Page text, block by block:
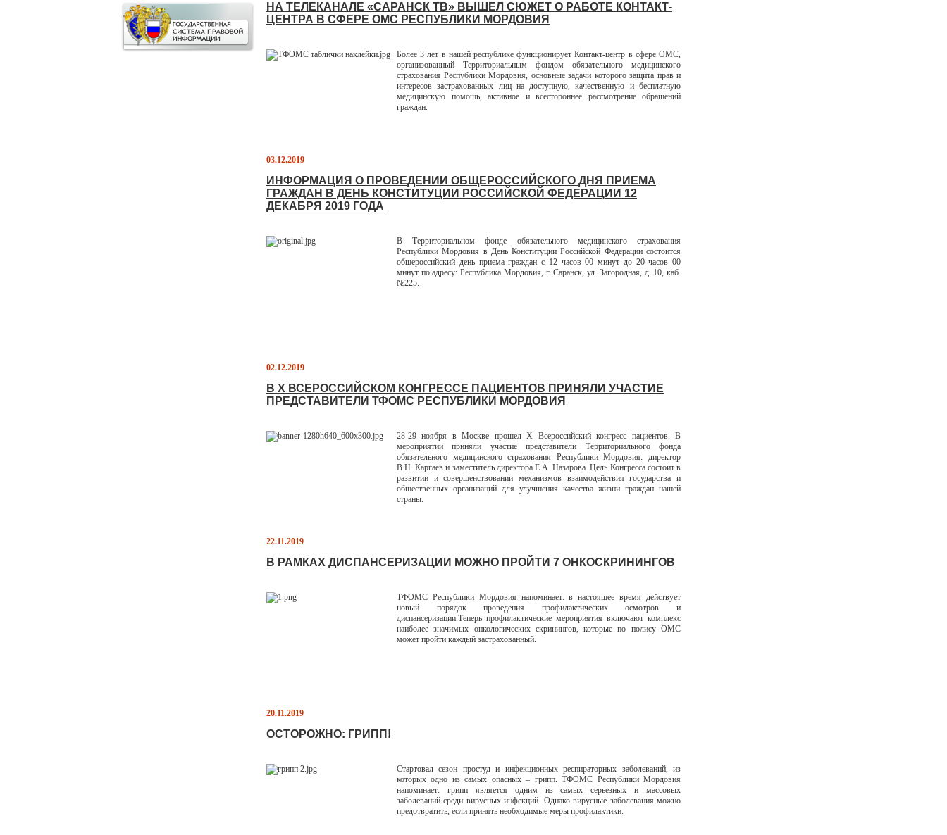
НА ТЕЛЕКАНАЛЕ «САРАНСК ТВ» ВЫШЕЛ СЮЖЕТ О РАБОТЕ КОНТАКТ-
ЦЕНТРА В СФЕРЕ ОМС РЕСПУБЛИКИ МОРДОВИЯ
Более 3 лет в нашей республике функционирует Контакт-центр в сфере ОМС,
организованный Территориальным фондом обязательного медицинского
страхования Республики Мордовия, основные задачи которого защита прав и
интересов застрахованных лиц на доступную, качественную и бесплатную
медицинскую помощь, активное и всестороннее рассмотрение обращений
граждан.
03.12.2019
ИНФОРМАЦИЯ О ПРОВЕДЕНИИ ОБЩЕРОССИЙСКОГО ДНЯ ПРИЕМА
ГРАЖДАН В ДЕНЬ КОНСТИТУЦИИ РОССИЙСКОЙ ФЕДЕРАЦИИ 12
ДЕКАБРЯ 2019 ГОДА
В Территориальном фонде обязательного медицинского страхования
Республики Мордовия в День Конституции Российской Федерации состоится
общероссийский день приема граждан с 12 часов 00 минут до 20 часов 00
минут по адресу: Республика Мордовия, г. Саранск, ул. Загородная, д. 10, каб.
№225.
02.12.2019
В X ВСЕРОССИЙСКОМ КОНГРЕССЕ ПАЦИЕНТОВ ПРИНЯЛИ УЧАСТИЕ
ПРЕДСТАВИТЕЛИ ТФОМС РЕСПУБЛИКИ МОРДОВИЯ
28-29 ноября в Москве прошел X Всероссийский конгресс пациентов. В
мероприятии приняли участие представители Территориального фонда
обязательного медицинского страхования Республики Мордовия: директор
В.Н. Каргаев и заместитель директора Е.А. Назарова. Цель Конгресса состоит в
развитии и совершенствовании механизмов взаимодействия государства и
общественных организаций для улучшения качества жизни граждан нашей
страны.
22.11.2019
В РАМКАХ ДИСПАНСЕРИЗАЦИИ МОЖНО ПРОЙТИ 7 ОНКОСКРИНИНГОВ
ТФОМС Республики Мордовия напоминает: в настоящее время действует
новый порядок проведения профилактических осмотров и
диспансеризации.Теперь профилактические мероприятия включают комплекс
наиболее значимых онкологических скринингов, которые по полису ОМС
может пройти каждый застрахованный.
20.11.2019
ОСТОРОЖНО: ГРИПП!
Стартовал сезон простуд и инфекционных респираторных заболеваний, из
которых одно из самых опасных – грипп. ТФОМС Республики Мордовия
напоминает: грипп является одним из самых серьезных и массовых
заболеваний среди вирусных инфекций. Однако вирусные заболевания можно
предотвратить, если принять необходимые меры профилактики.